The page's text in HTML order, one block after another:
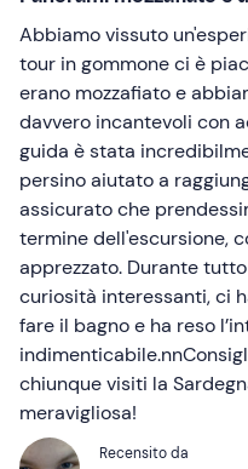
Abbiamo vissuto
tour in gommone ci è
erano mozzafiato e
davvero incantevoli con
guida è stata
persino aiutato a
assicurato che
termine dell'escursione,
apprezzato. Durante
curiosità interessanti, ci
fare il bagno e ha reso
chiunque visiti la
meravigliosa!
Recensito da